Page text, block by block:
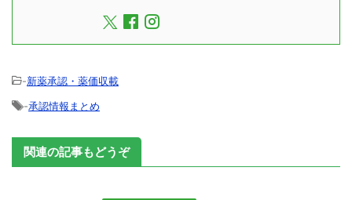
-新薬承認・薬価収載
-承認情報まとめ
関連の記事もどうぞ